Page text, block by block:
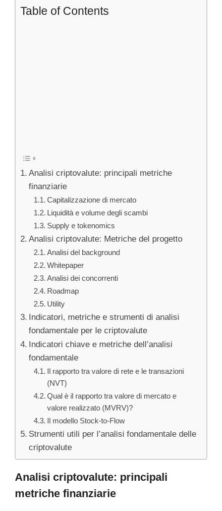
Table of Contents
Analisi criptovalute: principali metriche
finanziarie
Capitalizzazione di mercato
Liquidità e volume degli scambi
Supply e tokenomics
Analisi criptovalute: Metriche del progetto
Analisi del background
Whitepaper
Analisi dei concorrenti
Roadmap
Utility
Indicatori, metriche e strumenti di analisi
fondamentale per le criptovalute
Indicatori chiave e metriche dell’analisi
fondamentale
Il rapporto tra valore di rete e le transazioni
(NVT)
Qual è il rapporto tra valore di mercato e
valore realizzato (MVRV)?
Il modello Stock-to-Flow
Strumenti utili per l’analisi fondamentale delle
criptovalute
Analisi criptovalute: principali
metriche finanziarie